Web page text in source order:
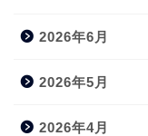
2026年6月
2026年5月
2026年4月